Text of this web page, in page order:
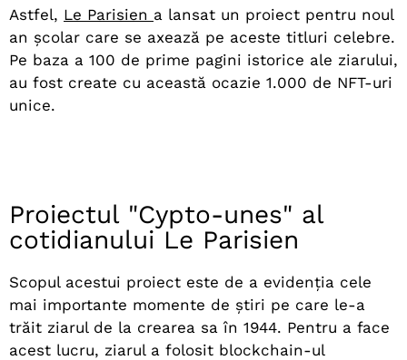
Astfel, Le Parisien a lansat un proiect pentru noul
an școlar care se axează pe aceste titluri celebre.
Pe baza a 100 de prime pagini istorice ale ziarului,
au fost create cu această ocazie 1.000 de NFT-uri
unice.
Proiectul "Cypto-unes" al
cotidianului Le Parisien
Scopul acestui proiect este de a evidenția cele
mai importante momente de știri pe care le-a
trăit ziarul de la crearea sa în 1944. Pentru a face
acest lucru, ziarul a folosit blockchain-ul